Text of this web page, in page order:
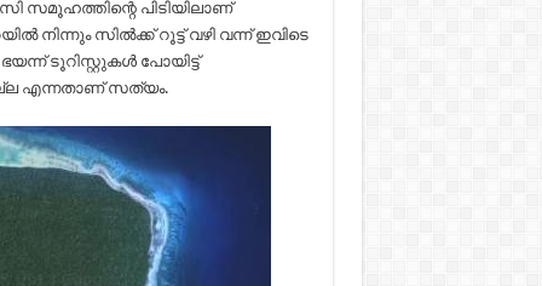
സമൂഹത്തിന്റെ പിടിയിലാണ്
നിന്നും സിൽക്ക് റൂട്ട് വഴി വന്ന് ഇവിടെ
ടൂറിസ്റ്റുകൾ പോയിട്ട്
എന്നതാണ് സത്യം.